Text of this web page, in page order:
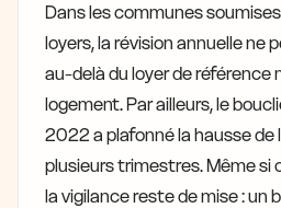
Dans les communes
loyers, la révision annuelle ne
au-delà du loyer de référence
logement. Par ailleurs, le
2022 a plafonné la hausse de
plusieurs trimestres. Même si
la vigilance reste de mise : un